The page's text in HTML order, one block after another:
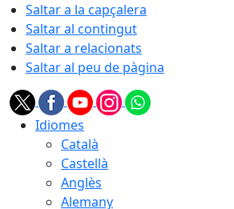
Saltar a la capçalera
Saltar al contingut
Saltar a relacionats
Saltar al peu de pàgina
Idiomes
Català
Castellà
Anglès
Alemany